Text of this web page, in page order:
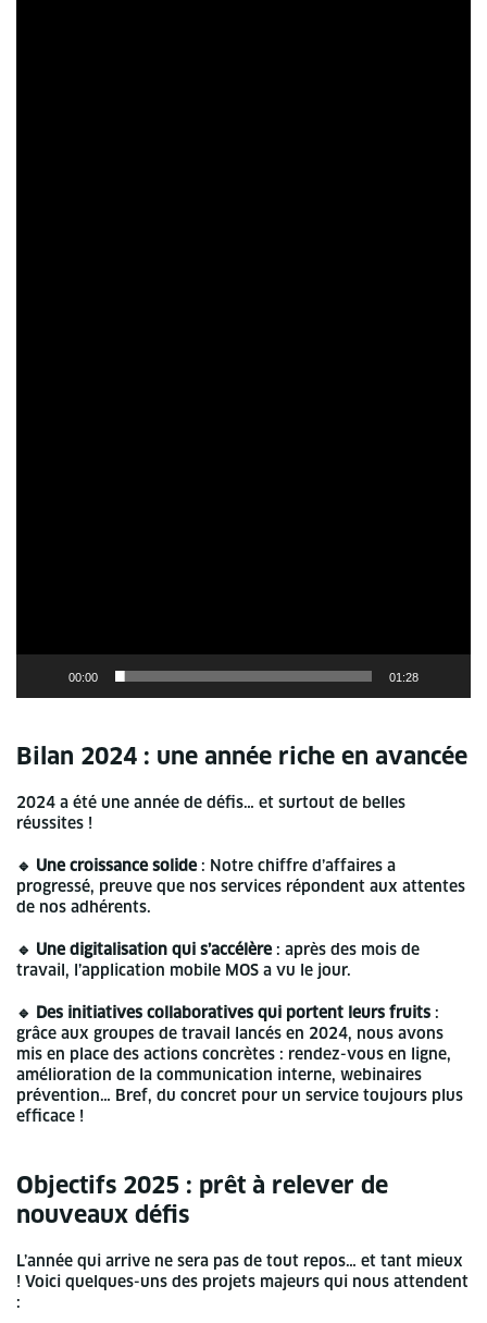
00:00 01:28
Bilan 2024 : une année riche en avancée
2024 a été une année de défis… et surtout de belles
réussites !
🔹 Une croissance solide: Notre chiffre d’affaires a
progressé, preuve que nos services répondent aux attentes
de nos adhérents.
🔹 Une digitalisation qui s’accélère: après des mois de
travail, l’application mobile MOS a vu le jour.
🔹 Des initiatives collaboratives qui portent leurs fruits :
grâce aux groupes de travail lancés en 2024, nous avons
mis en place des actions concrètes : rendez-vous en ligne,
amélioration de la communication interne, webinaires
prévention… Bref, du concret pour un service toujours plus
efficace !
Objectifs 2025 : prêt à relever de
nouveaux défis
L’année qui arrive ne sera pas de tout repos… et tant mieux
! Voici quelques-uns des projets majeurs qui nous attendent
: